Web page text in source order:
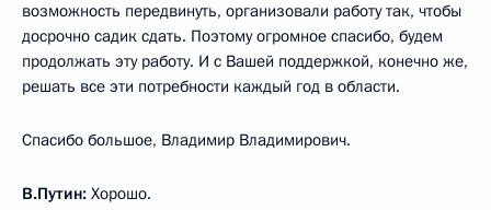
возможность передвинуть, организовали работу так, чтобы
досрочно садик сдать. Поэтому огромное спасибо, будем
продолжать эту работу. И с Вашей поддержкой, конечно же,
решать все эти потребности каждый год в области.
Спасибо большое, Владимир Владимирович.
В.Путин: Хорошо.